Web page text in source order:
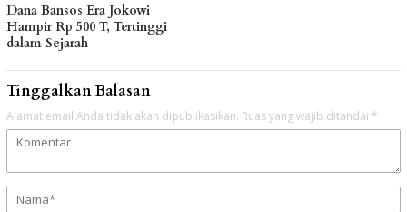
Dana Bansos Era Jokowi
Hampir Rp 500 T, Tertinggi
dalam Sejarah
Tinggalkan Balasan
Alamat email Anda tidak akan dipublikasikan. Ruas yang wajib ditandai *